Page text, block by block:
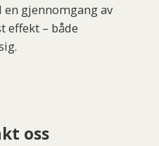
gjennomgang av
effekt – både
oss